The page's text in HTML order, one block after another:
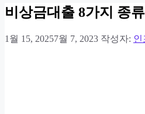
고
리
비상금대출 8가지 종
1월 15, 20257월 7, 2023 작성자: 인